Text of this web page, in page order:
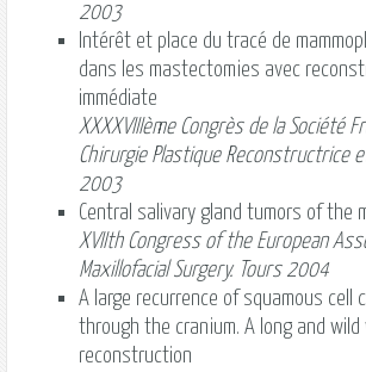
2003
Intérêt et place du tracé de
dans les mastectomies avec
immédiate
XXXXVIIIème Congrès de la Société
Chirurgie Plastique Reconstructrice
2003
Central salivary gland tumors of the
XVIIth Congress of the European
Maxillofacial Surgery. Tours 2004
A large recurrence of squamous cell
through the cranium. A long and
reconstruction